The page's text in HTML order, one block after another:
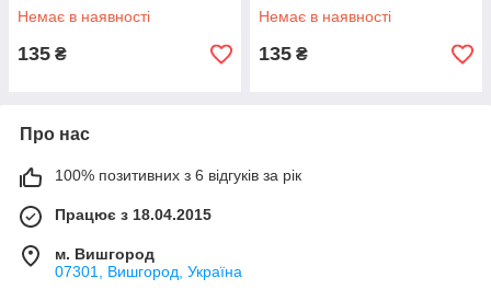
Немає в наявності
135 ₴
Немає в наявності
135 ₴
Про нас
100% позитивних з 6 відгуків за рік
Працює з 18.04.2015
м. Вишгород
07301, Вишгород, Україна